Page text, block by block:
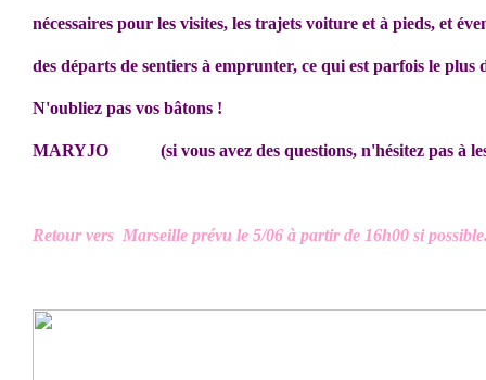
nécessaires pour les visites, les trajets voiture et à pieds, et
des départs de sentiers à emprunter, ce qui est parfois le
N'oubliez pas vos bâtons !
MARYJO (si vous avez des questions, n'hésitez pas à
Retour vers Marseille prévu le 5/06 à partir de 16h00 si